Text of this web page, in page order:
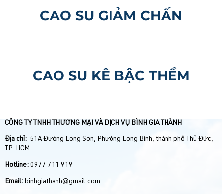
CAO SU GIẢM CHẤN
CAO SU KÊ BẬC THỀM
CÔNG TY TNHH THƯƠNG MẠI VÀ DỊCH VỤ BÌNH GIA THÀNH
Địa chỉ: 51A Đường Long Sơn, Phường Long Bình, thành phố Thủ Đức,
TP. HCM
Hotline: 0977 711 919
Email: binhgiathanh@gmail.com